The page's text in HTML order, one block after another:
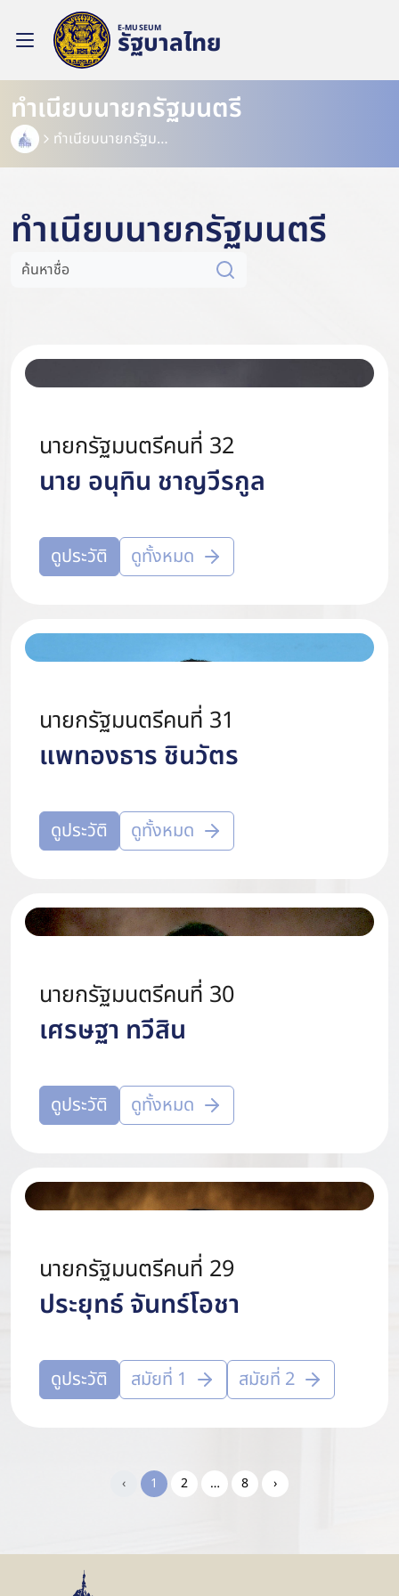
รัฐบาลไทย
E-MUSEUM
ทำเนียบนายกรัฐมนตรี
ทำเนียบนายกรัฐมนตรี
ทำเนียบนายกรัฐมนตรี
นายกรัฐมนตรีคนที่ 32
นาย อนุทิน ชาญวีรกูล
ดูประวัติ ดูทั้งหมด
นายกรัฐมนตรีคนที่ 31
แพทองธาร ชินวัตร
ดูประวัติ ดูทั้งหมด
นายกรัฐมนตรีคนที่ 30
เศรษฐา ทวีสิน
ดูประวัติ ดูทั้งหมด
นายกรัฐมนตรีคนที่ 29
ประยุทธ์ จันทร์โอชา
ดูประวัติ สมัยที่ 1 สมัยที่ 2
‹Previous
1 (current)
2 …More
8 ›Next